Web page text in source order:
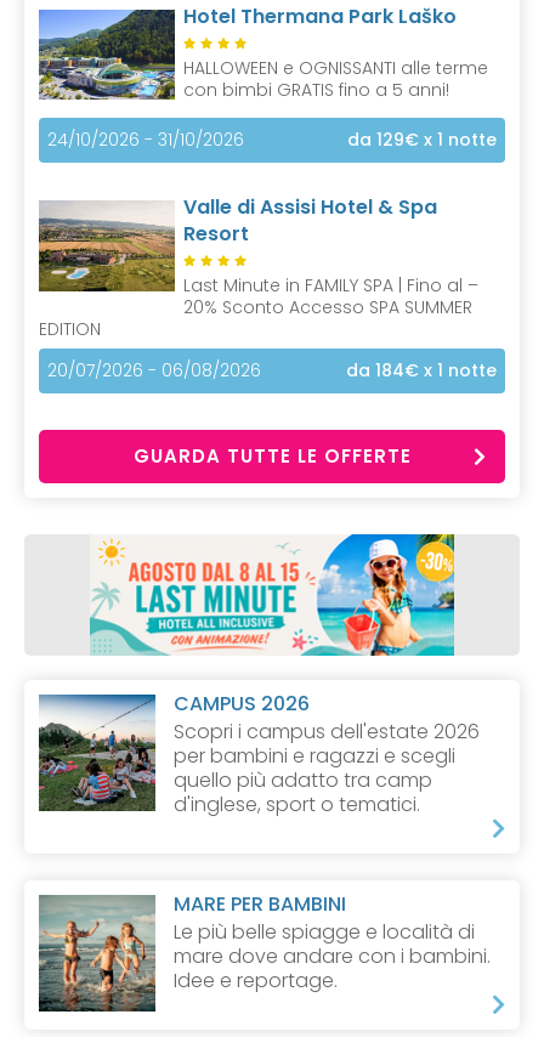
Hotel Thermana Park Laško
HALLOWEEN e OGNISSANTI alle terme
con bimbi GRATIS fino a 5 anni!
24/10/2026 - 31/10/2026 da 129€ x 1 notte
Valle di Assisi Hotel & Spa
Resort
Last Minute in FAMILY SPA | Fino al –
20% Sconto Accesso SPA SUMMER
EDITION
20/07/2026 - 06/08/2026
da 184€ x 1 notte
GUARDA TUTTE LE OFFERTE
CAMPUS 2026
Scopri i campus dell'estate 2026
per bambini e ragazzi e scegli
quello più adatto tra camp
d'inglese, sport o tematici.
MARE PER BAMBINI
Le più belle spiagge e località di
mare dove andare con i bambini.
Idee e reportage.